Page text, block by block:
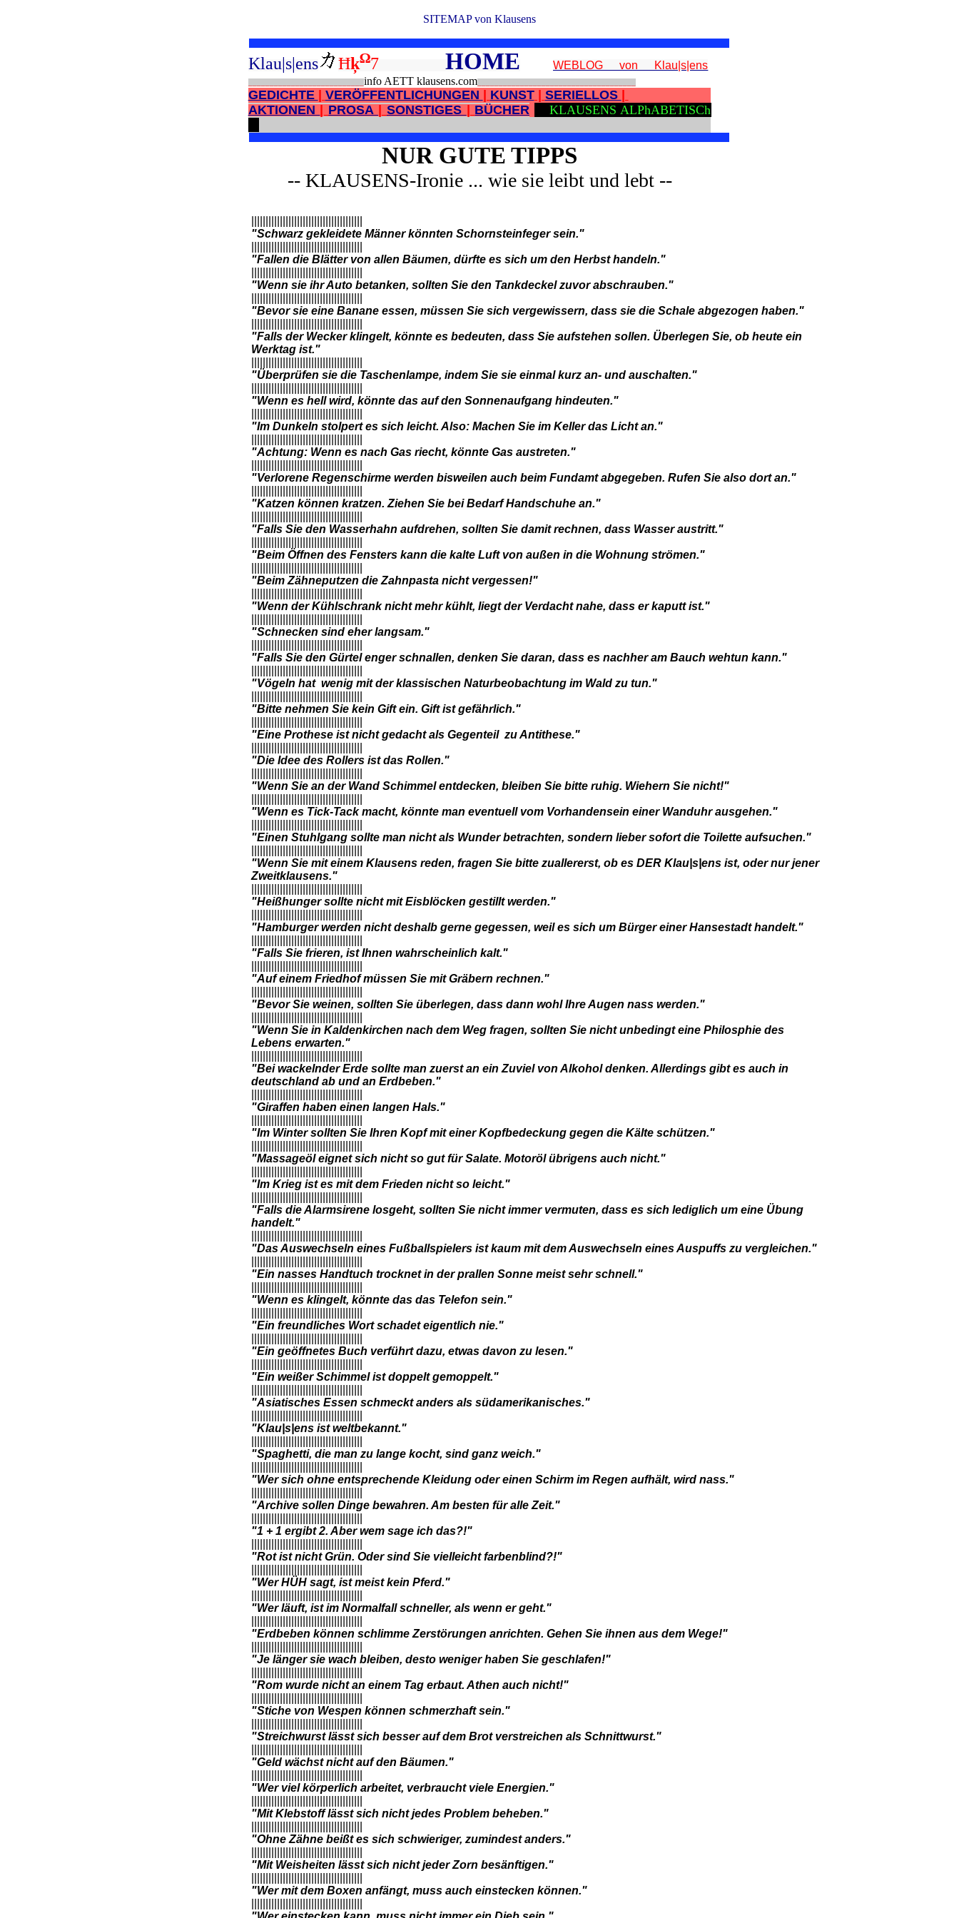
SITEMAP von Klausens
Klau|s|ens ĦķΩ7 HOME WEBLOG von Klau|s|ens
info AETT klausens.com_____________________________________
GEDICHTE VERÖFFENTLICHUNGEN KUNST| SERIELLOS
AKTIONEN
PROSA SONSTIGES BÜCHER KLAUSENS ALPhABETISCh
NUR GUTE TIPPS
-- KLAUSENS-Ironie ... wie sie leibt und lebt --
"Schwarz gekleidete Männer könnten Schornsteinfeger sein."
"Fallen die Blätter von allen Bäumen, dürfte es sich um den Herbst handeln."
"Wenn sie ihr Auto betanken, sollten Sie den Tankdeckel zuvor abschrauben."
"Bevor sie eine Banane essen, müssen Sie sich vergewissern, dass sie die Schale abgezogen haben."
"Falls der Wecker klingelt, könnte es bedeuten, dass Sie aufstehen sollen. Überlegen Sie, ob heute ein
Werktag ist."
"Überprüfen sie die Taschenlampe, indem Sie sie einmal kurz an- und auschalten."
"Wenn es hell wird, könnte das auf den Sonnenaufgang hindeuten."
"Im Dunkeln stolpert es sich leicht. Also: Machen Sie im Keller das Licht an."
"Achtung: Wenn es nach Gas riecht, könnte Gas austreten."
"Verlorene Regenschirme werden bisweilen auch beim Fundamt abgegeben. Rufen Sie also dort an."
"Katzen können kratzen. Ziehen Sie bei Bedarf Handschuhe an."
"Falls Sie den Wasserhahn aufdrehen, sollten Sie damit rechnen, dass Wasser austritt."
"Beim Öffnen des Fensters kann die kalte Luft von außen in die Wohnung strömen."
"Beim Zähneputzen die Zahnpasta nicht vergessen!"
"Wenn der Kühlschrank nicht mehr kühlt, liegt der Verdacht nahe, dass er kaputt ist."
"Schnecken sind eher langsam."
"Falls Sie den Gürtel enger schnallen, denken Sie daran, dass es nachher am Bauch wehtun kann."
"Vögeln hat wenig mit der klassischen Naturbeobachtung im Wald zu tun."
"Bitte nehmen Sie kein Gift ein. Gift ist gefährlich."
"Eine Prothese ist nicht gedacht als Gegenteil zu Antithese."
"Die Idee des Rollers ist das Rollen."
"Wenn Sie an der Wand Schimmel entdecken, bleiben Sie bitte ruhig. Wiehern Sie nicht!"
"Wenn es Tick-Tack macht, könnte man eventuell vom Vorhandensein einer Wanduhr ausgehen."
"Einen Stuhlgang sollte man nicht als Wunder betrachten, sondern lieber sofort die Toilette aufsuchen."
"Wenn Sie mit einem Klausens reden, fragen Sie bitte zuallererst, ob es DER Klau|s|ens ist, oder nur jener
Zweitklausens."
"Heißhunger sollte nicht mit Eisblöcken gestillt werden."
"Hamburger werden nicht deshalb gerne gegessen, weil es sich um Bürger einer Hansestadt handelt."
"Falls Sie frieren, ist Ihnen wahrscheinlich kalt."
"Auf einem Friedhof müssen Sie mit Gräbern rechnen."
"Bevor Sie weinen, sollten Sie überlegen, dass dann wohl Ihre Augen nass werden."
"Wenn Sie in Kaldenkirchen nach dem Weg fragen, sollten Sie nicht unbedingt eine Philosphie des
Lebens erwarten."
"Bei wackelnder Erde sollte man zuerst an ein Zuviel von Alkohol denken. Allerdings gibt es auch in
deutschland ab und an Erdbeben."
"Giraffen haben einen langen Hals."
"Im Winter sollten Sie Ihren Kopf mit einer Kopfbedeckung gegen die Kälte schützen."
"Massageöl eignet sich nicht so gut für Salate. Motoröl übrigens auch nicht."
"Im Krieg ist es mit dem Frieden nicht so leicht."
"Falls die Alarmsirene losgeht, sollten Sie nicht immer vermuten, dass es sich lediglich um eine Übung
handelt."
"Das Auswechseln eines Fußballspielers ist kaum mit dem Auswechseln eines Auspuffs zu vergleichen."
"Ein nasses Handtuch trocknet in der prallen Sonne meist sehr schnell."
"Wenn es klingelt, könnte das das Telefon sein."
"Ein freundliches Wort schadet eigentlich nie."
"Ein geöffnetes Buch verführt dazu, etwas davon zu lesen."
"Ein weißer Schimmel ist doppelt gemoppelt."
"Asiatisches Essen schmeckt anders als südamerikanisches."
"Klau|s|ens ist weltbekannt."
"Spaghetti, die man zu lange kocht, sind ganz weich."
"Wer sich ohne entsprechende Kleidung oder einen Schirm im Regen aufhält, wird nass."
"Archive sollen Dinge bewahren. Am besten für alle Zeit."
"1 + 1 ergibt 2. Aber wem sage ich das?!"
"Rot ist nicht Grün. Oder sind Sie vielleicht farbenblind?!"
"Wer HÜH sagt, ist meist kein Pferd."
"Wer läuft, ist im Normalfall schneller, als wenn er geht."
"Erdbeben können schlimme Zerstörungen anrichten. Gehen Sie ihnen aus dem Wege!"
"Je länger sie wach bleiben, desto weniger haben Sie geschlafen!"
"Rom wurde nicht an einem Tag erbaut. Athen auch nicht!"
"Stiche von Wespen können schmerzhaft sein."
"Streichwurst lässt sich besser auf dem Brot verstreichen als Schnittwurst."
"Geld wächst nicht auf den Bäumen."
"Wer viel körperlich arbeitet, verbraucht viele Energien."
"Mit Klebstoff lässt sich nicht jedes Problem beheben."
"Ohne Zähne beißt es sich schwieriger, zumindest anders."
"Mit Weisheiten lässt sich nicht jeder Zorn besänftigen."
"Wer mit dem Boxen anfängt, muss auch einstecken können."